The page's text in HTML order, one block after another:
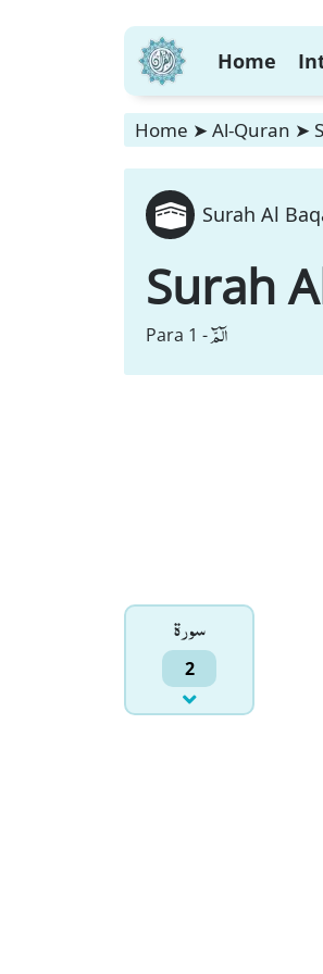
Home
Home ➤ Al-Quran ➤
Surah Al
Surah
Para 1 -الٓمّٓ
سورۃ
2